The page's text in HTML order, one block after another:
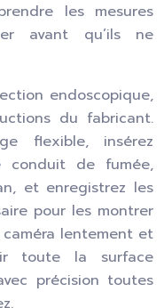
les mesures
avant qu’ils ne
endoscopique,
du fabricant.
flexible, insérez
de fumée,
et enregistrez les
pour les montrer
lentement et
toute la surface
précision toutes